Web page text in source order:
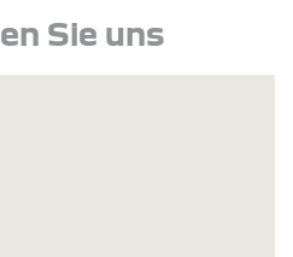
Sie uns